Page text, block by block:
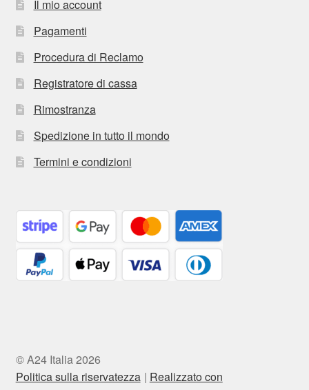
Il mio account
Pagamenti
Procedura di Reclamo
Registratore di cassa
Rimostranza
Spedizione in tutto il mondo
Termini e condizioni
© A24 Italia 2026
Politica sulla riservatezza
Realizzato con